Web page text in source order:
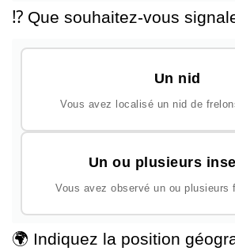
⁉️ Que souhaitez-vous
Un nid
Vous avez localisé un nid de
Un ou plusieurs
Vous avez observé un ou plusieurs
🌍 Indiquez la position